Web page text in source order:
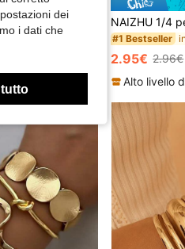
#1 Bestseller
2.95€ 2.96€
dei
i dati che